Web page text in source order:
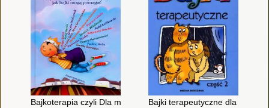
Bajkoterapia czyli Dla małych i dużych o tym, jak bajki mogą
Bajki terapeutyczne dla dzieci;